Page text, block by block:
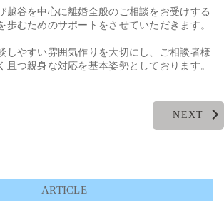
越谷を中心に離婚全般のご相談をお受けする
歩むためのサポートをさせていただきます。
しやすい雰囲気作りを大切にし、ご相談者様
且つ親身な対応を基本姿勢としております。
NEXT
ARTICLE